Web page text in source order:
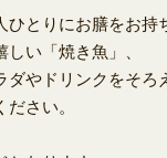
ひとりにお膳をお持
い「焼き魚」、
ダやドリンクをそろ
さい。